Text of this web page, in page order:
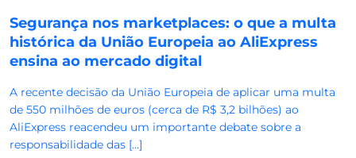
Segurança nos marketplaces: o que a multa
histórica da União Europeia ao AliExpress
ensina ao mercado digital
A recente decisão da União Europeia de aplicar uma multa
de 550 milhões de euros (cerca de R$ 3,2 bilhões) ao
AliExpress reacendeu um importante debate sobre a
responsabilidade das […]